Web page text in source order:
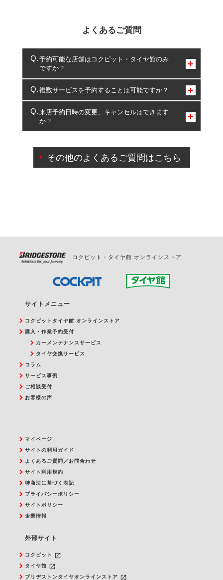
よくあるご質問
予約可能な店舗はコクピット・タイヤ館のみ
ですか？
コクピット・タイヤ館のみとなります。
複数サービスを予約することは可能ですか？
複数サービスのご予約は可能です。
一部の商品・サービスの組み合わせに限り、同時にご予約が
出来ないものもございます。
来店予約日時の変更、キャンセルはできます
か？
ご来店予約日の3営業日前を過ぎている場合のご予約
の日時変更につきましては、直接ご予約の店舗まで
その他のよくあるご質問はこちら
コクピット・タイヤ館 オンラインストア
サイトメニュー
コクピットタイヤ館 オンラインストア
購入・作業予約受付
カーメンテナンスサービス
タイヤ交換サービス
コラム
サービス事例
ご相談受付
お客様の声
マイページ
サイトの利用ガイド
よくあるご質問／お問合わせ
サイト利用規約
特商法に基づく表記
プライバシーポリシー
サイトポリシー
企業情報
外部サイト
コクピット launch
タイヤ館 launch
ブリヂストンタイヤオンラインストア launch